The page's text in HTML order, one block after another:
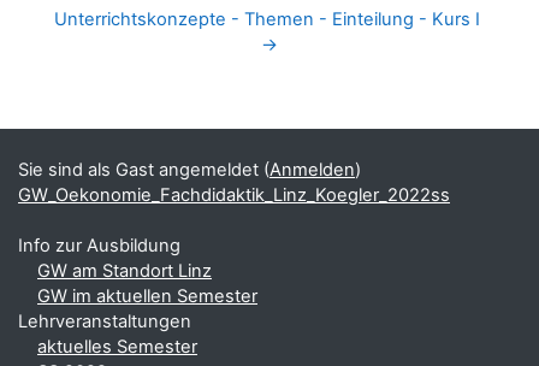
Unterrichtskonzepte - Themen - Einteilung - Kurs I
→
Ergänzungsblöcke
Sie sind als Gast angemeldet (Anmelden)
GW_Oekonomie_Fachdidaktik_Linz_Koegler_2022ss
Info zur Ausbildung
GW am Standort Linz
GW im aktuellen Semester
Lehrveranstaltungen
aktuelles Semester